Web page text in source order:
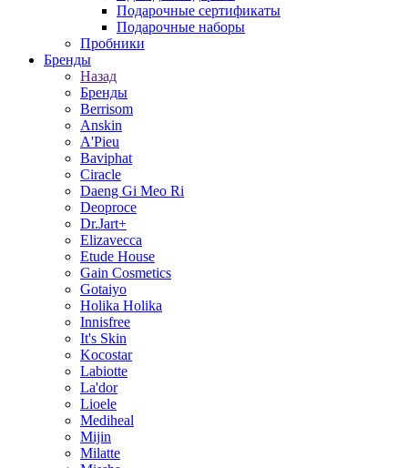
Подарочные сертификаты
Подарочные наборы
Пробники
Бренды
Назад
Бренды
Berrisom
Anskin
A'Pieu
Baviphat
Ciracle
Daeng Gi Meo Ri
Deoproce
Dr.Jart+
Elizavecca
Etude House
Gain Cosmetics
Gotaiyo
Holika Holika
Innisfree
It's Skin
Kocostar
Labiotte
La'dor
Lioele
Mediheal
Mijin
Milatte